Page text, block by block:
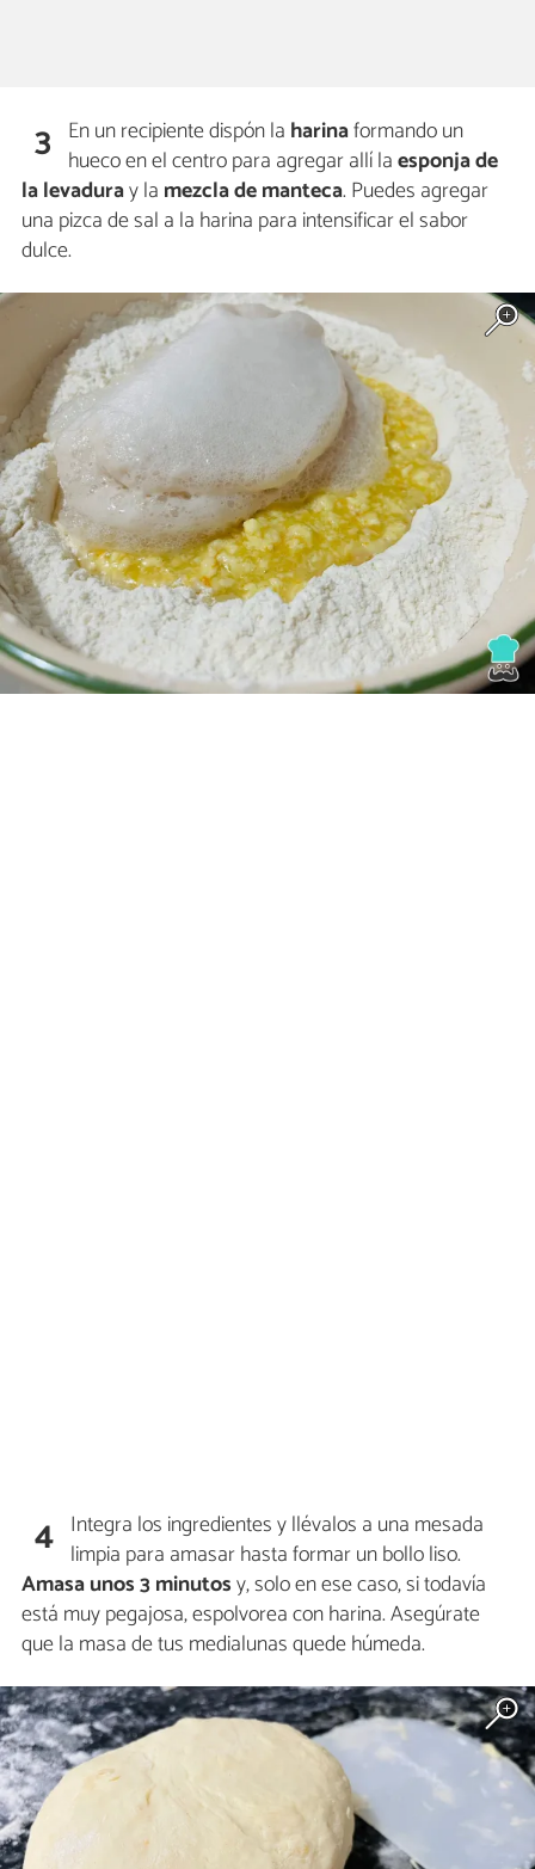
3 En un recipiente dispón la harinaformando un
hueco en el centro para agregar allí laesponja de
la levaduray la mezcla de manteca. Puedes agregar
una pizca de sal a la harina para intensificar el sabor
dulce.
4 Integra los ingredientes y llévalos a una mesada
limpia para amasar hasta formar un bollo liso.
Amasa unos 3 minutosy, solo en ese caso, si todavía
está muy pegajosa, espolvorea con harina. Asegúrate
que la masa de tus medialunas quede húmeda.